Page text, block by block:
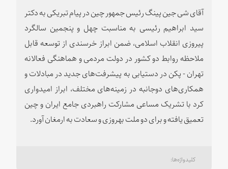
آقای شی جین پینگ رئیس جمهور چین در پیام تبریکی به دکتر
سید ابراهیم رئیسی به مناسبت چهل و پنجمین سالگرد
پیروزی انقلاب اسلامی، ضمن ابراز خرسندی از توسعه قابل
ملاحظه روابط دو کشور در دولت مردمی و هماهنگی فعالانه
تهران - پکن در دستیابی به پیشرفت‌های جدید در مبادلات و
همکاری‌های دوجانبه در زمینه‌های مختلف، ابراز امیدواری
کرد با تشریک مساعی مشارکت راهبردی جامع ایران و چین
تعمیق یافته و برای دو ملت بهروزی و سعادت به ارمغان آورد.